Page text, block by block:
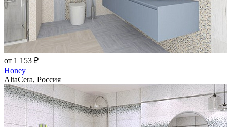
от 1 153 ₽
Honey
AltaCera, Россия